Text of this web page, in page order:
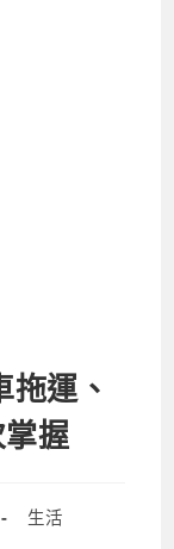
運、
握
Post
生活